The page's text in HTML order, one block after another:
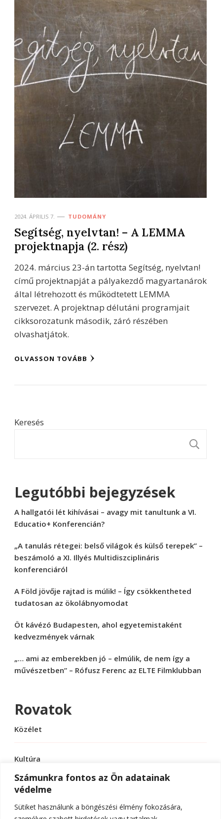
Számunkra fontos az Ön adatainak
védelme
Sütiket használunk a böngészési élmény fokozására,
2024. ÁPRILIS 7. TUDOMÁNY
Segítség, nyelvtan! – A LEMMA
projektnapja (2. rész)
2024. március 23-án tartotta Segítség, nyelvtan!
című projektnapját a pályakezdő magyartanárok
által létrehozott és működtetett LEMMA
szervezet. A projektnap délutáni programjait
cikksorozatunk második, záró részében
olvashatjátok.
OLVASSON TOVÁBB
Keresés
Legutóbbi bejegyzések
A hallgatói lét kihívásai – avagy mit tanultunk a VI.
Educatio+ Konferencián?
„A tanulás rétegei: belső világok és külső terepek” –
beszámoló a XI. Illyés Multidiszciplináris
konferenciáról
A Föld jövője rajtad is múlik! – Így csökkentheted
tudatosan az ökolábnyomodat
Öt kávézó Budapesten, ahol egyetemistaként
kedvezmények várnak
„… ami az emberekben jó – elmúlik, de nem így a
művészetben” – Rófusz Ferenc az ELTE Filmklubban
Rovatok
Közélet
Kultúra
Sport